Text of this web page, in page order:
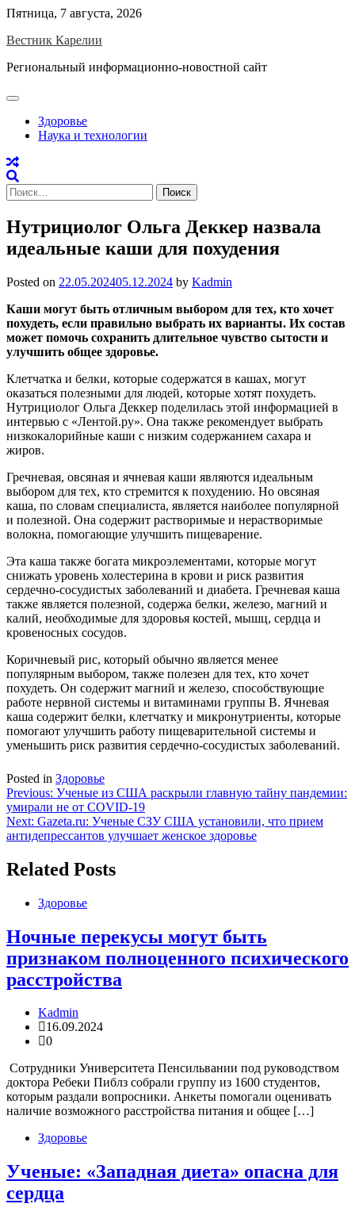
Skip
content
Пятница, 7 августа, 2026
Вестник Карелии
Региональный информационно-новостной сайт
Здоровье
Наука и технологии
Найти:
Нутрициолог Ольга Деккер назвала
идеальные каши для похудения
Posted on 22.05.202405.12.2024 by Kadmin
Каши могут быть отличным выбором для тех, кто хочет
похудеть, если правильно выбрать их варианты. Их состав
может помочь сохранить длительное чувство сытости и
улучшить общее здоровье.
Клетчатка и белки, которые содержатся в кашах, могут
оказаться полезными для людей, которые хотят похудеть.
Нутрициолог Ольга Деккер поделилась этой информацией в
интервью с «Лентой.ру». Она также рекомендует выбрать
низкокалорийные каши с низким содержанием сахара и
жиров.
Гречневая, овсяная и ячневая каши являются идеальным
выбором для тех, кто стремится к похудению. Но овсяная
каша, по словам специалиста, является наиболее популярной
и полезной. Она содержит растворимые и нерастворимые
волокна, помогающие улучшить пищеварение.
Эта каша также богата микроэлементами, которые могут
снижать уровень холестерина в крови и риск развития
сердечно-сосудистых заболеваний и диабета. Гречневая каша
также является полезной, содержа белки, железо, магний и
калий, необходимые для здоровья костей, мышц, сердца и
кровеносных сосудов.
Коричневый рис, который обычно является менее
популярным выбором, также полезен для тех, кто хочет
похудеть. Он содержит магний и железо, способствующие
работе нервной системы и витаминами группы В. Ячневая
каша содержит белки, клетчатку и микронутриенты, которые
помогают улучшить работу пищеварительной системы и
уменьшить риск развития сердечно-сосудистых заболеваний.
Posted in Здоровье
Навигация
по
записям
Previous: Ученые из США раскрыли главную тайну пандемии:
умирали не от COVID-19
Next: Gazeta.ru: Ученые СЗУ США установили, что прием
антидепрессантов улучшает женское здоровье
Related Posts
Здоровье
Ночные перекусы могут быть
признаком полноценного психического
расстройства
Kadmin
16.09.2024
0
Сотрудники Университета Пенсильвании под руководством
доктора Ребеки Пиблз собрали группу из 1600 студентов,
которым раздали вопросники. Анкеты помогали оценивать
наличие возможного расстройства питания и общее […]
Здоровье
Ученые: «Западная диета» опасна для
сердца